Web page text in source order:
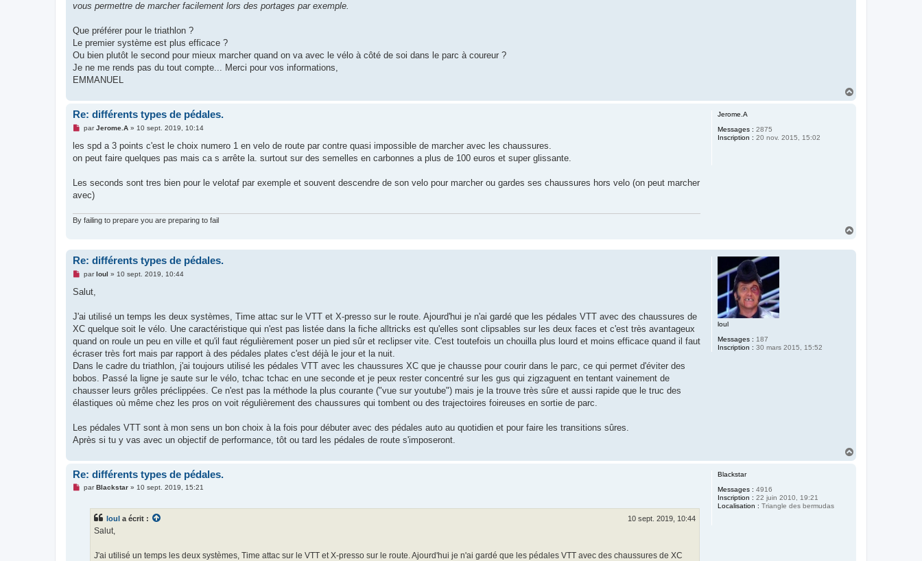
vous permettre de marcher facilement lors des portages par exemple.
Que préférer pour le triathlon ?
Le premier système est plus efficace ?
Ou bien plutôt le second pour mieux marcher quand on va avec le vélo à côté de soi dans le parc à coureur ?
Je ne me rends pas du tout compte... Merci pour vos informations,
EMMANUEL
Jerome.A
Messages : 2875
Inscription : 20 nov. 2015, 15:02
Re: différents types de pédales.
M
s
a
n
o
u
parJerome.A» 10 sept. 2019, 10:14
les spd a 3 points c'est le choix numero 1 en velo de route par contre quasi impossible de marcher avec les chaussures.
on peut faire quelques pas mais ca s arrête la. surtout sur des semelles en carbonnes a plus de 100 euros et super glissante.
Les seconds sont tres bien pour le velotaf par exemple et souvent descendre de son velo pour marcher ou gardes ses chaussures hors velo (on peut marcher
avec)
By failing to prepare you are preparing to fail
loul
Messages : 187
Inscription : 30 mars 2015, 15:52
Re: différents types de pédales.
M
s
g
n
o
l
u
parloul » 10 sept. 2019, 10:44
Salut,
J'ai utilisé un temps les deux systèmes, Time attac sur le VTT et X-presso sur le route. Ajourd'hui je n'ai gardé que les pédales VTT avec des chaussures de
XC quelque soit le vélo. Une caractéristique qui n'est pas listée dans la fiche alltricks est qu'elles sont clipsables sur les deux faces et c'est très avantageux
quand on roule un peu en ville et qu'il faut régulièrement poser un pied sûr et reclipser vite. C'est toutefois un chouilla plus lourd et moins efficace quand il faut
écraser très fort mais par rapport à des pédales plates c'est déjà le jour et la nuit.
Dans le cadre du triathlon, j'ai toujours utilisé les pédales VTT avec les chaussures XC que je chausse pour courir dans le parc, ce qui permet d'éviter des
bobos. Passé la ligne je saute sur le vélo, tchac tchac en une seconde et je peux rester concentré sur les gus qui zigzaguent en tentant vainement de
chausser leurs grôles préclippées. Ce n'est pas la méthode la plus courante ("vue sur youtube") mais je la trouve très sûre et aussi rapide que le truc des
élastiques où même chez les pros on voit régulièrement des chaussures qui tombent ou des trajectoires foireuses en sortie de parc.
Les pédales VTT sont à mon sens un bon choix à la fois pour débuter avec des pédales auto au quotidien et pour faire les transitions sûres.
Après si tu y vas avec un objectif de performance, tôt ou tard les pédales de route s'imposeront.
Blackstar
Messages : 4916
Inscription : 22 juin 2010, 19:21
Localisation : Triangle des bermudas
Re: différents types de pédales.
Mpar Blackstar» 10 sept. 2019, 15:21
loul a écrit : 10 sept. 2019, 10:44
Salut,
J'ai utilisé un temps les deux systèmes, Time attac sur le VTT et X-presso sur le route. Ajourd'hui je n'ai gardé que les pédales VTT avec des chaussures de XC